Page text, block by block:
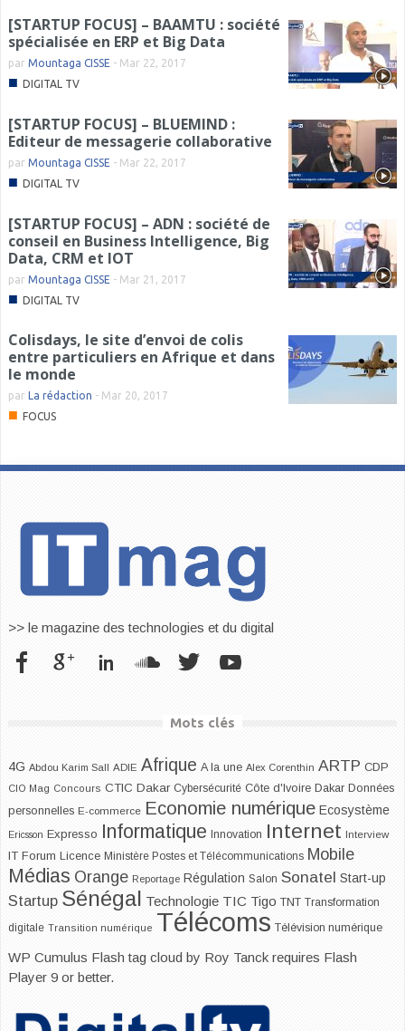
[STARTUP FOCUS] – BAAMTU : société
spécialisée en ERP et Big Data
par Mountaga CISSE - Mar 22, 2017
■ DIGITAL TV
[STARTUP FOCUS] – BLUEMIND :
Editeur de messagerie collaborative
par Mountaga CISSE - Mar 22, 2017
■ DIGITAL TV
[STARTUP FOCUS] – ADN : société de
conseil en Business Intelligence, Big
Data, CRM et IOT
par Mountaga CISSE - Mar 21, 2017
■ DIGITAL TV
Colisdays, le site d’envoi de colis
entre particuliers en Afrique et dans
le monde
par La rédaction - Mar 20, 2017
■ FOCUS
>> le magazine des technologies et du digital
Mots clés
4G Abdou Karim Sall ADIE Afrique A la une Alex Corenthin ARTP CDP
CIO Mag Concours CTIC Dakar Cybersécurité Côte d'Ivoire Dakar Données
personnelles E-commerce Economie numérique Ecosystème
Ericsson Expresso Informatique Innovation Internet Interview
IT Forum Licence Ministère Postes et Télécommunications Mobile
Médias Orange Reportage Régulation Salon Sonatel Start-up
Startup Sénégal Technologie TIC Tigo TNT Transformation
digitale Transition numérique Télécoms Télévision numérique
WP Cumulus Flash tag cloud by Roy Tanck requires Flash
Player 9 or better.